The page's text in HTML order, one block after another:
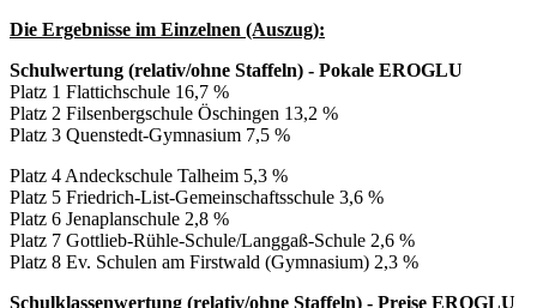
Die Ergebnisse im Einzelnen (Auszug):
Schulwertung (relativ/ohne Staffeln) - Pokale EROGLU
Platz 1 Flattichschule 16,7 %
Platz 2 Filsenbergschule Öschingen 13,2 %
Platz 3 Quenstedt-Gymnasium 7,5 %
Platz 4 Andeckschule Talheim 5,3 %
Platz 5 Friedrich-List-Gemeinschaftsschule 3,6 %
Platz 6 Jenaplanschule 2,8 %
Platz 7 Gottlieb-Rühle-Schule/Langgaß-Schule 2,6 %
Platz 8 Ev. Schulen am Firstwald (Gymnasium) 2,3 %
Schulklassenwertung (relativ/ohne Staffeln) - Preise EROGLU